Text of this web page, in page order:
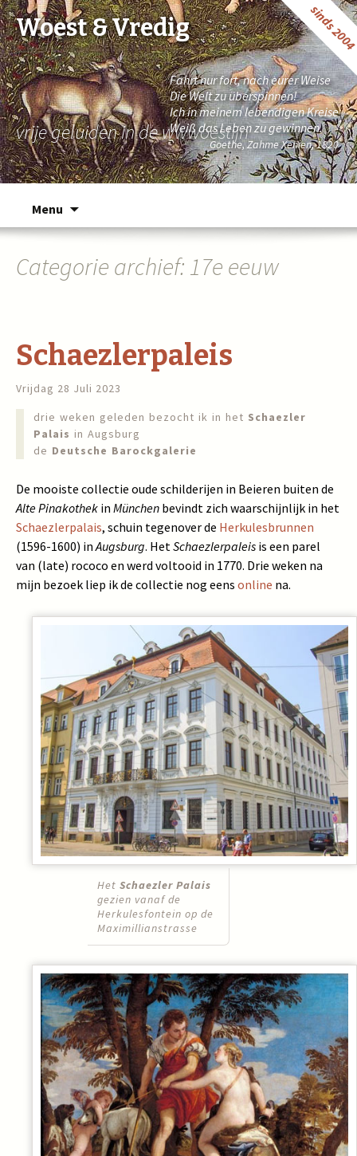
sinds
Fahrt nur fort, nach eurer Weise
Die Welt zu überspinnen!
Ich in meinem lebendigen Kreise
Weiß das Leben zu gewinnen.
Goethe, Zahme Xenien, 1820
Woest & Vredig
vrije geluiden in de wwwoestijn
Menu
Categorie archief: 17e eeuw
Schaezlerpaleis
Vrijdag 28 Juli 2023
drie weken geleden bezocht ik in het Schaezler
Palais in Augsburg
de Deutsche Barockgalerie
De mooiste collectie oude schilderijen in Beieren buiten de
Alte Pinakothek in München bevindt zich waarschijnlijk in het
Schaezlerpalais, schuin tegenover de Herkulesbrunnen
(1596-1600) inAugsburg. HetSchaezlerpaleis is een parel
van (late) rococo en werd voltooid in 1770. Drie weken na
mijn bezoek liep ik de collectie nog eens online na.
Het Schaezler Palais
gezien vanaf de
Herkulesfontein op de
Maximillianstrasse